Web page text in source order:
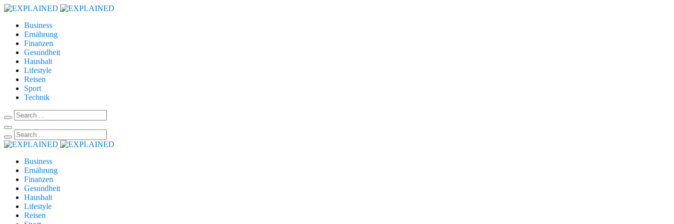
Business
Ernährung
Finanzen
Gesundheit
Haushalt
Lifestyle
Reisen
Sport
Technik
Business
Ernährung
Finanzen
Gesundheit
Haushalt
Lifestyle
Reisen